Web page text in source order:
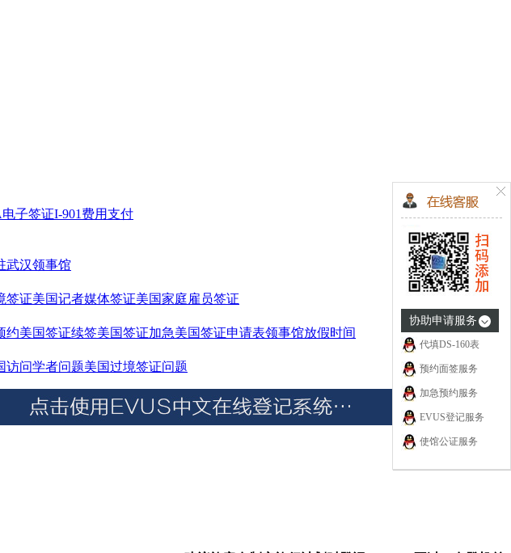
电子签证I-901费用支付
武汉领事馆
签证美国记者媒体签证美国家庭雇员签证
约美国签证续签美国签证加急美国签证申请表领事馆放假时间
访问学者问题美国过境签证问题
协助申请服务
代填DS-160表
预约面签服务
加急预约服务
EVUS登记服务
使馆公证服务